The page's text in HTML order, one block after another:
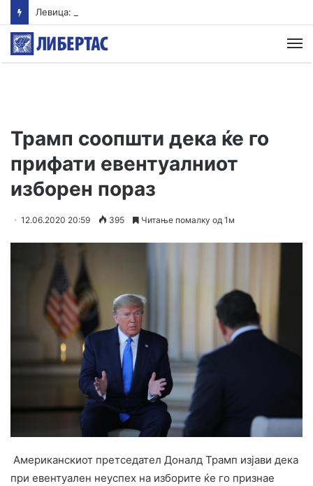
Трамп соопшти дека ќе го
прифати евентуалниот
изборен пораз
12.06.2020 20:59 395 Читање помалку од 1м
Американскиот претседател Доналд Трамп изјави дека
при евентуален неуспех на изборите ќе го признае